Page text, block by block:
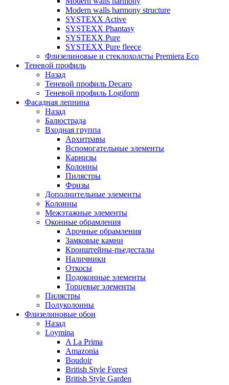
Modern walls harmony structure
SYSTEXX Active
SYSTEXX Phantasy
SYSTEXX Pure
SYSTEXX Pure fleece
Флизелиновые и стеклохолсты Premiera Eco
Теневой профиль
Назад
Теневой профиль Decaro
Теневой профиль Logiform
Фасадная лепнина
Назад
Балюстрада
Входная группа
Архитравы
Вспомогательные элементы
Карнизы
Колонны
Пилястры
Фризы
Дополнительные элементы
Колонны
Межэтажные элементы
Оконные обрамления
Арочные обрамления
Замковые камни
Кронштейны-пьедесталы
Наличники
Откосы
Подоконные элементы
Торцевые элементы
Пилястры
Полуколонны
Флизелиновые обои
Назад
Loymina
A La Prima
Amazonia
Boudoir
British Style Forest
British Style Garden